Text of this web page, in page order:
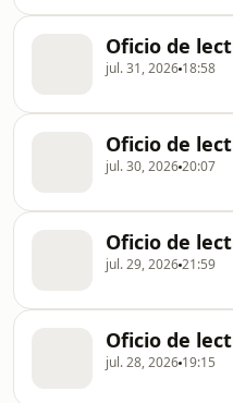
Oficio de
jul. 31, 2026 18:58
Oficio de
jul. 30, 202620:07
Oficio de
jul. 29, 202621:59
Oficio de
jul. 28, 2026 19:15